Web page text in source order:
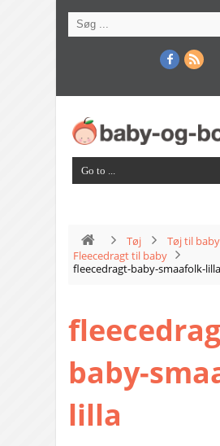
Tøj
Tøj til baby
Fleecedragt til baby
fleecedragt-baby-smaafolk-lilla
baby-
lilla